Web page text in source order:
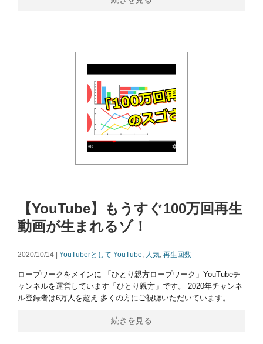
【YouTube】もうすぐ100万回再生
動画が生まれるゾ！
2020/10/14 | YouTuberとして YouTube, 人気, 再生回数
ロープワークをメインに 「ひとり親方ロープワーク」YouTubeチ
ャンネルを運営しています「ひとり親方」です。 2020年チャンネ
ル登録者は6万人を超え 多くの方にご視聴いただいています。
続きを見る